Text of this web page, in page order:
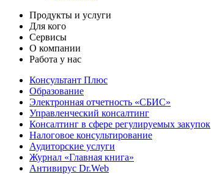
Продукты и услуги
Для кого
Сервисы
О компании
Работа у нас
Консультант Плюс
Образование
Электронная отчетность «СБИС»
Управленческий консалтинг
Консалтинг в сфере регулируемых закупок
Налоговое консультирование
Аудиторские услуги
Журнал «Главная книга»
Антивирус Dr.Web